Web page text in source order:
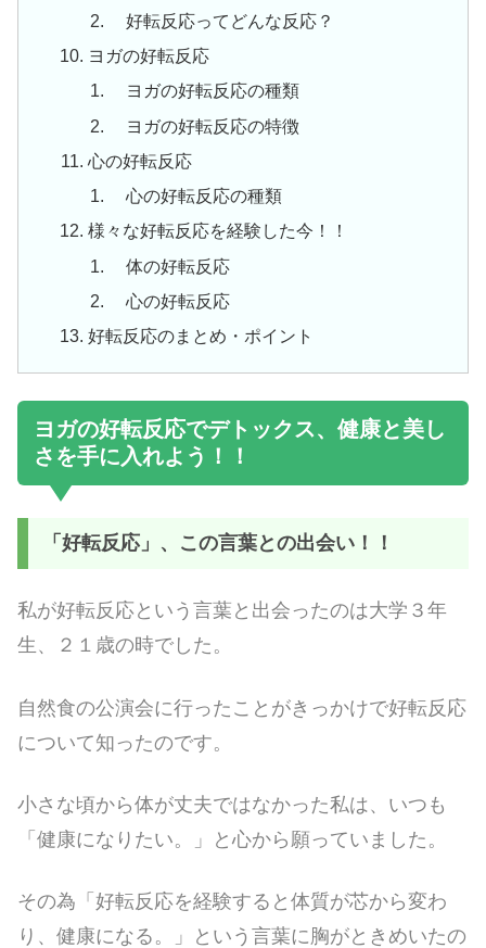
好転反応ってどんな反応？
ヨガの好転反応
ヨガの好転反応の種類
ヨガの好転反応の特徴
心の好転反応
心の好転反応の種類
様々な好転反応を経験した今！！
体の好転反応
心の好転反応
好転反応のまとめ・ポイント
ヨガの好転反応でデトックス、健康と美し
さを手に入れよう！！
「好転反応」、この言葉との出会い！！
私が好転反応という言葉と出会ったのは大学３年
生、２１歳の時でした。
自然食の公演会に行ったことがきっかけで好転反応
について知ったのです。
小さな頃から体が丈夫ではなかった私は、いつも
「健康になりたい。」と心から願っていました。
その為「好転反応を経験すると体質が芯から変わ
り、健康になる。」という言葉に胸がときめいたの